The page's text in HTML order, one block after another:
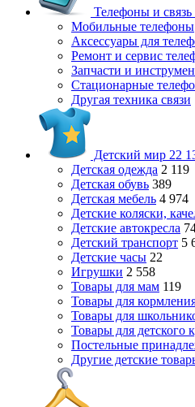
Телефоны и связь
Мобильные телефоны
Аксессуары для
Ремонт и сервис
Запчасти и
Стационарные
Другая техника связи
Детский мир 22
Детская одежда 2 119
Детская обувь 389
Детская мебель 4 974
Детские коляски,
Детские автокресла
Детский транспорт 5
Детские часы 22
Игрушки 2 558
Товары для мам 119
Товары для
Товары для
Товары для детского
Постельные
Другие детские